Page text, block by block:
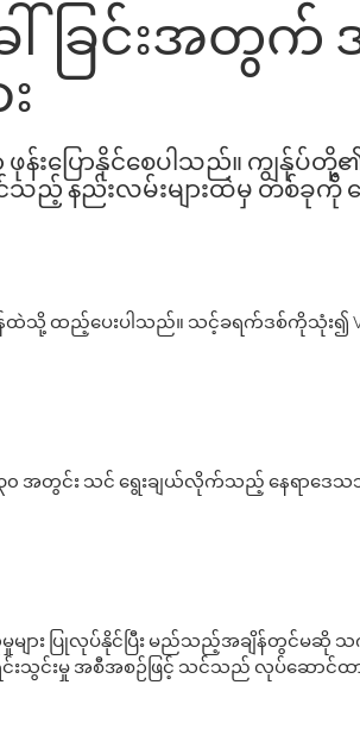
ါ်ခြင်းအတွက်
ဖုန်းပြောနိုင်စေပါသည်။ ကျွန်ု
သည့် နည်းလမ်းများထဲမှ တစ်ခုကို ရွ
သို့ ထည့်ပေးပါသည်။ သင့်ခရက်ဒစ်ကိုသုံး၍
၃၀ အတွင်း သင် ရွေးချယ်လိုက်သည့် နေရာဒေ
မှုများ ပြုလုပ်နိုင်ပြီး မည်သည့်အချိန်တွင်မဆို
သွင်းမှု အစီအစဉ်ဖြင့် သင်သည် လုပ်ဆောင်ထာ